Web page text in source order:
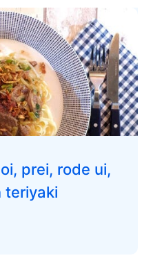
prei, rode ui,
teriyaki